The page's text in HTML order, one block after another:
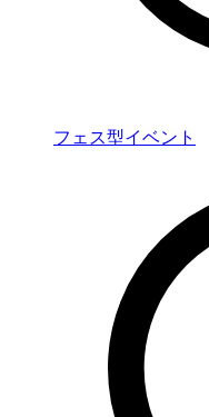
フェス型イベント